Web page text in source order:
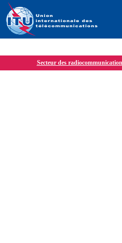
Secteur des